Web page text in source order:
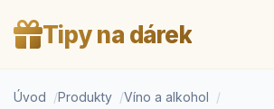
Tipy na dárek
Úvod Produkty
Víno a alkohol